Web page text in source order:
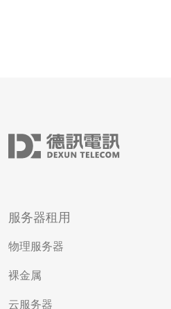
服务器租用
物理服务器
裸金属
云服务器